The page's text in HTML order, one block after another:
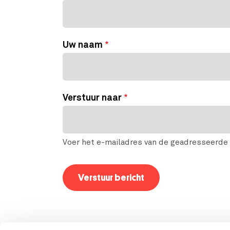
Uw naam
Verstuur naar
Voer het e-mailadres van de geadresseerde